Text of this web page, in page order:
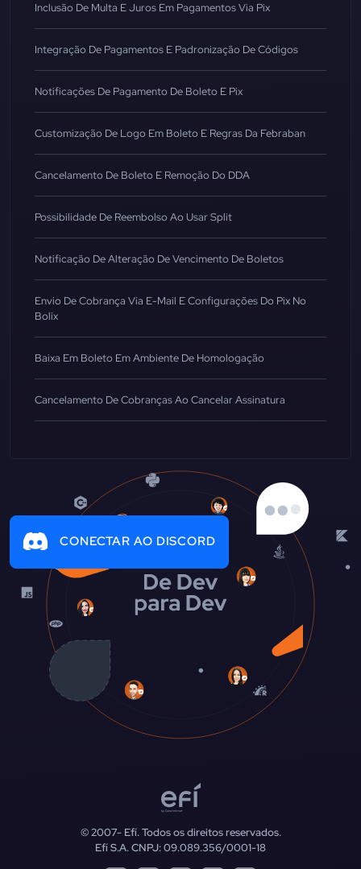
Inclusão De Multa E Juros Em Pagamentos Via Pix
Integração De Pagamentos E Padronização De Códigos
Notificações De Pagamento De Boleto E Pix
Customização De Logo Em Boleto E Regras Da Febraban
Cancelamento De Boleto E Remoção Do DDA
Possibilidade De Reembolso Ao Usar Split
Notificação De Alteração De Vencimento De Boletos
Envio De Cobrança Via E-Mail E Configurações Do Pix No
Bolix
Baixa Em Boleto Em Ambiente De Homologação
Cancelamento De Cobranças Ao Cancelar Assinatura
CONECTAR AO DISCORD
© 2007-Efí. Todos os direitos reservados.
Efí S.A. CNPJ: 09.089.356/0001-18